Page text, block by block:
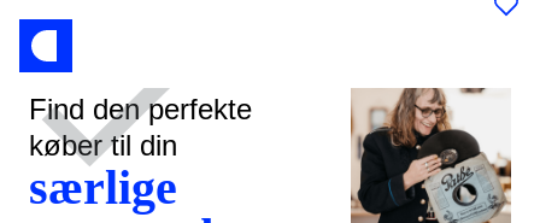
Find den perfekte
køber til din
særlige